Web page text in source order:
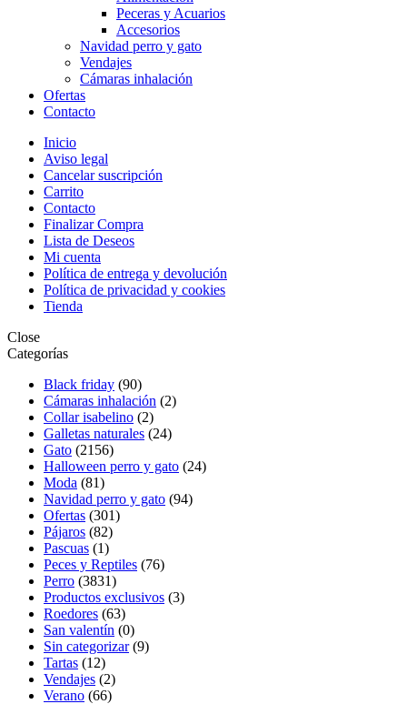
Peceras y Acuarios
Accesorios
Navidad perro y gato
Vendajes
Cámaras inhalación
Ofertas
Contacto
Inicio
Aviso legal
Cancelar suscripción
Carrito
Contacto
Finalizar Compra
Lista de Deseos
Mi cuenta
Política de entrega y devolución
Política de privacidad y cookies
Tienda
Close
Categorías
Black friday (90)
Cámaras inhalación (2)
Collar isabelino (2)
Galletas naturales (24)
Gato (2156)
Halloween perro y gato (24)
Moda (81)
Navidad perro y gato (94)
Ofertas (301)
Pájaros (82)
Pascuas (1)
Peces y Reptiles (76)
Perro (3831)
Productos exclusivos (3)
Roedores (63)
San valentín (0)
Sin categorizar (9)
Tartas (12)
Vendajes (2)
Verano (66)